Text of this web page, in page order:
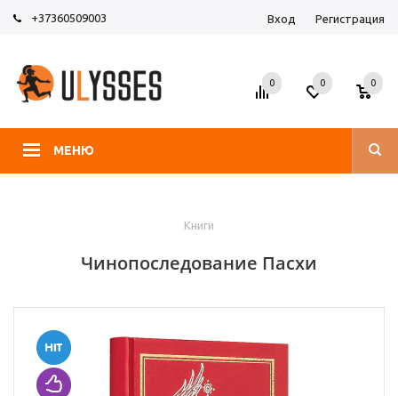
+37360509003 Вход Регистрация
МЕНЮ
0 0 0
Книги
Чинопоследование Пасхи